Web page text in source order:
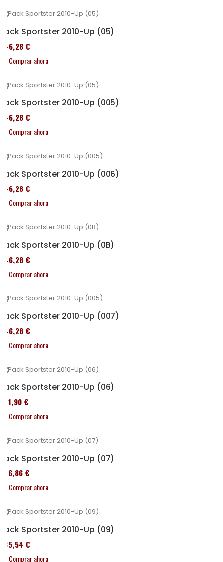
Pack Sportster 2010-Up (05)
246,28 €
Comprar ahora
Pack Sportster 2010-Up (005)
246,28 €
Comprar ahora
Pack Sportster 2010-Up (006)
246,28 €
Comprar ahora
Pack Sportster 2010-Up (0B)
246,28 €
Comprar ahora
Pack Sportster 2010-Up (007)
246,28 €
Comprar ahora
Pack Sportster 2010-Up (06)
371,90 €
Comprar ahora
Pack Sportster 2010-Up (07)
276,86 €
Comprar ahora
Pack Sportster 2010-Up (09)
235,54 €
Comprar ahora